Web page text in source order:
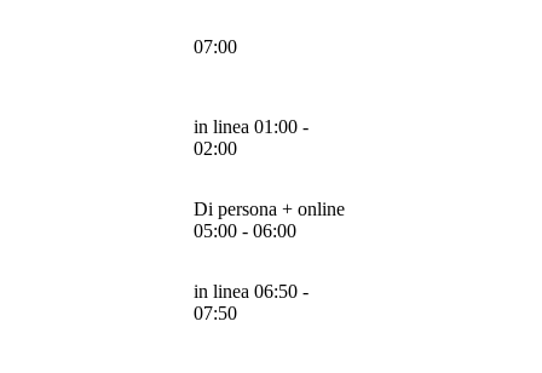
07:00
in linea 01:00 -
02:00
Di persona + online
05:00 - 06:00
in linea 06:50 -
07:50